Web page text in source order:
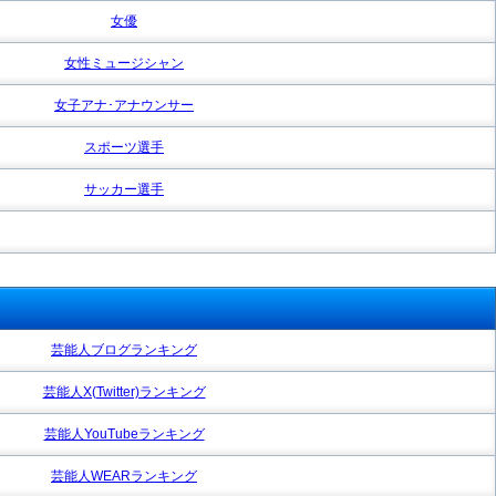
女優
女性ミュージシャン
女子アナ･アナウンサー
スポーツ選手
サッカー選手
芸能人ブログランキング
芸能人X(Twitter)ランキング
芸能人YouTubeランキング
芸能人WEARランキング